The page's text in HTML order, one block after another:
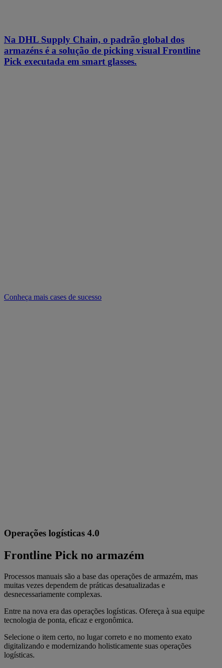
Na DHL Supply Chain, o padrão global dos
armazéns é a solução de picking visual Frontline
Pick executada em smart glasses.
Conheça mais cases de sucesso
Operações logísticas 4.0
Frontline Pick no armazém
Processos manuais são a base das operações de armazém, mas
muitas vezes dependem de práticas desatualizadas e
desnecessariamente complexas.
Entre na nova era das operações logísticas. Ofereça à sua equipe
tecnologia de ponta, eficaz e ergonômica.
Selecione o item certo, no lugar correto e no momento exato
digitalizando e modernizando holisticamente suas operações
logísticas.